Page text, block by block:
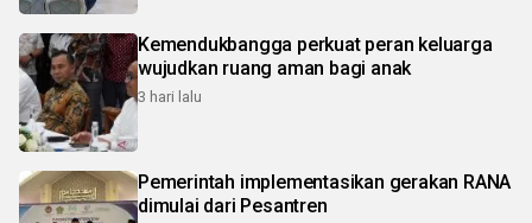
Kemendukbangga perkuat peran keluarga
wujudkan ruang aman bagi anak
3 hari lalu
Pemerintah implementasikan gerakan RANA
dimulai dari Pesantren